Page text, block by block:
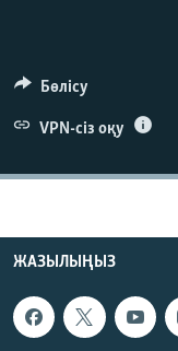
Бөлісу
VPN-сіз оқу
ЖАЗЫЛЫҢЫЗ